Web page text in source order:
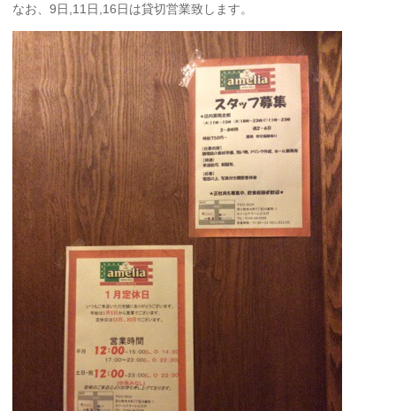
なお、9日,11日,16日は貸切営業致します。